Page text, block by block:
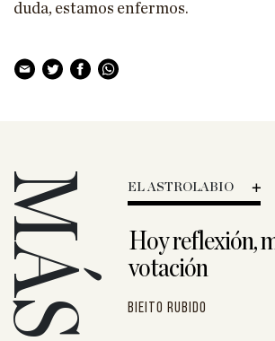
duda, estamos enfermos.
EL ASTROLABIO
Hoy reflexión,
votación
Bieito Rubido
de la
tras